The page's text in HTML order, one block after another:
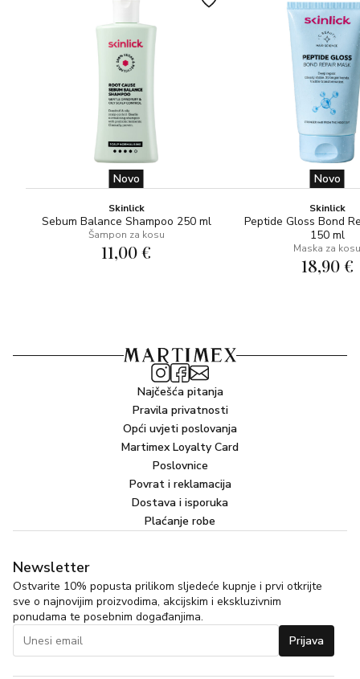
zapletene vlasi i čvoriće. Osmišljen je za raspoređivanje
tretmanskih proizvoda kao što su Russian Amber Imperial
Gold Masque ili Rejuvenating Oil.
Novo
Skinlick
Sebum Balance Shampoo 250 ml
Šampon za kosu
11,00 €
Novo
Skinlick
Peptide Gloss Bond
150 ml
Maska za kosu
18,90 €
Najčešća pitanja
Pravila privatnosti
Opći uvjeti poslovanja
Martimex Loyalty Card
Poslovnice
Povrat i reklamacija
Dostava i isporuka
Plaćanje robe
Newsletter
Ostvarite 10% popusta prilikom sljedeće kupnje i prvi otkrijte
sve o najnovijim proizvodima, akcijskim i ekskluzivnim
ponudama te posebnim događanjima.
Prijava